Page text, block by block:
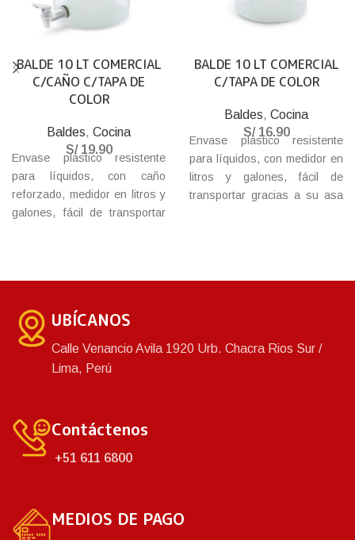
BALDE 10 LT COMERCIAL
C/CAÑO C/TAPA DE
COLOR
Baldes, Cocina
S/19.90
Envase plástico resistente
para líquidos, con caño
reforzado, medidor en litros y
galones, fácil de transportar
BALDE 10 LT COMERCIAL
C/TAPA DE COLOR
Baldes, Cocina
S/16.90
Envase plástico resistente
para líquidos, con medidor en
litros y galones, fácil de
transportar gracias a su asa
UBÍCANOS
Calle Venancio Avila 1920 Urb. Chacra Rios Sur /
Lima, Perú
Contáctenos
+51 611 6800
MEDIOS DE PAGO